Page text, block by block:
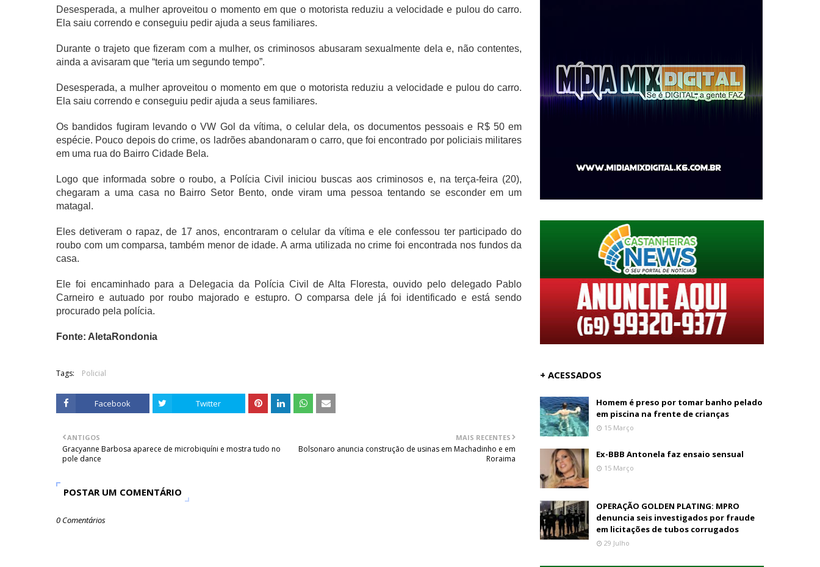
Desesperada, a mulher aproveitou o momento em que o motorista reduziu a velocidade e pulou do carro.
Ela saiu correndo e conseguiu pedir ajuda a seus familiares.
Durante o trajeto que fizeram com a mulher, os criminosos abusaram sexualmente dela e, não contentes,
ainda a avisaram que “teria um segundo tempo”.
Desesperada, a mulher aproveitou o momento em que o motorista reduziu a velocidade e pulou do carro.
Ela saiu correndo e conseguiu pedir ajuda a seus familiares.
Os bandidos fugiram levando o VW Gol da vítima, o celular dela, os documentos pessoais e R$ 50 em
espécie. Pouco depois do crime, os ladrões abandonaram o carro, que foi encontrado por policiais militares
em uma rua do Bairro Cidade Bela.
Logo que informada sobre o roubo, a Polícia Civil iniciou buscas aos criminosos e, na terça-feira (20),
chegaram a uma casa no Bairro Setor Bento, onde viram uma pessoa tentando se esconder em um
matagal.
Eles detiveram o rapaz, de 17 anos, encontraram o celular da vítima e ele confessou ter participado do
roubo com um comparsa, também menor de idade. A arma utilizada no crime foi encontrada nos fundos da
casa.
Ele foi encaminhado para a Delegacia da Polícia Civil de Alta Floresta, ouvido pelo delegado Pablo
Carneiro e autuado por roubo majorado e estupro. O comparsa dele já foi identificado e está sendo
procurado pela polícia.
Fonte: AletaRondonia
Tags: Policial
Facebook Twitter
MAIS RECENTES
Bolsonaro anuncia construção de usinas em Machadinho e em
Roraima
ANTIGOS
Gracyanne Barbosa aparece de microbiquíni e mostra tudo no
pole dance
POSTAR UM COMENTÁRIO
0 Comentários
+ ACESSADOS
Homem é preso por tomar banho pelado
em piscina na frente de crianças
15 Março
Ex-BBB Antonela faz ensaio sensual
15 Março
OPERAÇÃO GOLDEN PLATING: MPRO
denuncia seis investigados por fraude
em licitações de tubos corrugados
29 Julho